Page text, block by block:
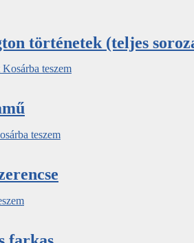
történetek (teljes
Kosárba teszem
teszem